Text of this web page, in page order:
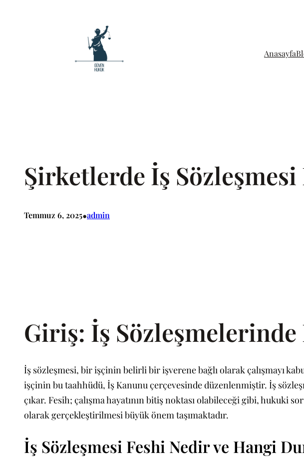
Anasayfa
Şirketlerde İş
Temmuz 6, 2025•admin
Giriş: İş Sözleşmelerinde
İş sözleşmesi, bir işçinin belirli bir işverene bağlı olarak çalışmayı
işçinin bu taahhüdü, İş Kanunu çerçevesinde düzenlenmiştir. İş
çıkar. Fesih; çalışma hayatının bitiş noktası olabileceği gibi, hukuki
olarak gerçekleştirilmesi büyük önem taşımaktadır.
İş Sözleşmesi Feshi Nedir ve Hangi